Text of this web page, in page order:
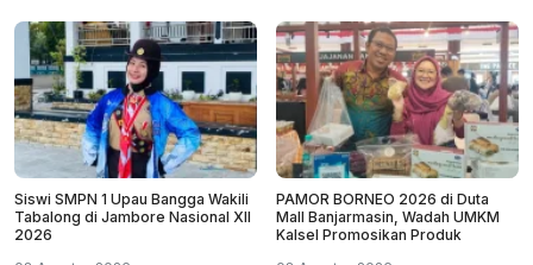
Siswi SMPN 1 Upau Bangga Wakili
Tabalong di Jambore Nasional XII
2026
PAMOR BORNEO 2026 di Duta
Mall Banjarmasin, Wadah UMKM
Kalsel Promosikan Produk